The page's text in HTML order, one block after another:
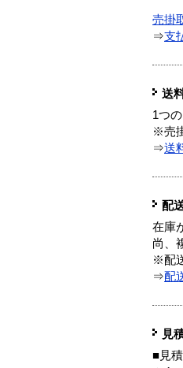
売掛
⇒支
送
1つ
※売
⇒送
配
在庫
尚、
※配
⇒配
見
■見